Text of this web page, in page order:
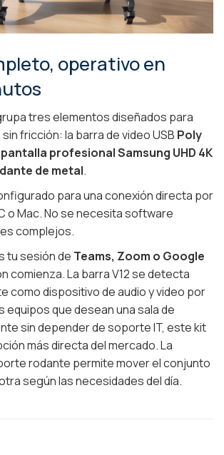
operativo en
tres elementos diseñados para
fricción: la barra de video USB Poly
pantalla profesional Samsung UHD 4K
de metal.
para una conexión directa por
o Mac. No se necesita software
complejos.
tu sesión de Teams, Zoom o Google
comienza. La barra V12 se detecta
como dispositivo de audio y video por
equipos que desean una sala de
sin depender de soporte IT, este kit
más directa del mercado. La
rodante permite mover el conjunto
según las necesidades del día.